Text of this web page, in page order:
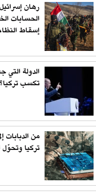
رهان
الحسابات
إسقاط
الدولة
تكسب تركيا؟
من الدبابات
تركيا